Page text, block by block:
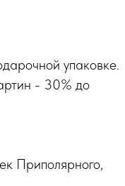
упаковке.
- 30% до
Приполярного,